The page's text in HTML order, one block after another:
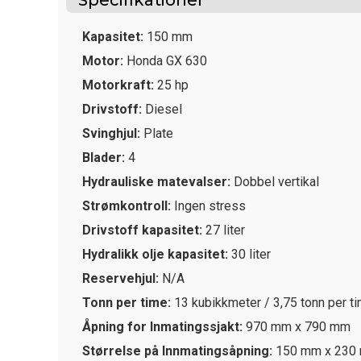
Kapasitet: 150 mm
Motor: Honda GX 630
Motorkraft: 25 hp
Drivstoff: Diesel
Svinghjul: Plate
Blader: 4
Hydrauliske matevalser: Dobbel vertikal
Strømkontroll: Ingen stress
Drivstoff kapasitet: 27 liter
Hydralikk olje kapasitet: 30 liter
Reservehjul: N/A
Tonn per time: 13 kubikkmeter / 3,75 tonn per
Åpning for Inmatingssjakt: 970 mm x 790 mm
Størrelse på Innmatingsåpning: 150 mm x 230